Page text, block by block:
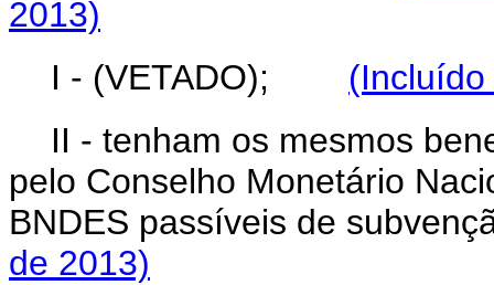
2013)
I - (VETADO);
II - tenham os mesmos
pelo Conselho Monetário
BNDES passíveis de
de 2013)